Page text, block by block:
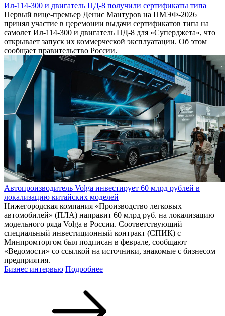
Ил-114-300 и двигатель ПД-8 получили сертификаты типа
Первый вице-премьер Денис Мантуров на ПМЭФ-2026
принял участие в церемонии выдачи сертификатов типа на
самолет Ил-114-300 и двигатель ПД-8 для «Суперджета», что
открывает запуск их коммерческой эксплуатации. Об этом
сообщает правительство России.
Автопроизводитель Volga инвестирует 60 млрд рублей в
локализацию китайских моделей
Нижегородская компания «Производство легковых
автомобилей» (ПЛА) направит 60 млрд руб. на локализацию
модельного ряда Volga в России. Соответствующий
специальный инвестиционный контракт (СПИК) с
Минпромторгом был подписан в феврале, сообщают
«Ведомости» со ссылкой на источники, знакомые с бизнесом
предприятия.
Бизнес интервью Подробнее